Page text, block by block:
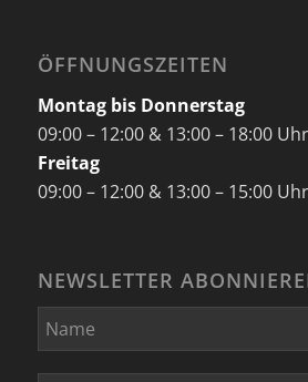
ÖFFNUNGSZEITEN
Montag bis Donnerstag
09:00 – 12:00 & 13:00 – 18:00 Uhr
Freitag
09:00 – 12:00 & 13:00 – 15:00 Uhr
NEWSLETTER